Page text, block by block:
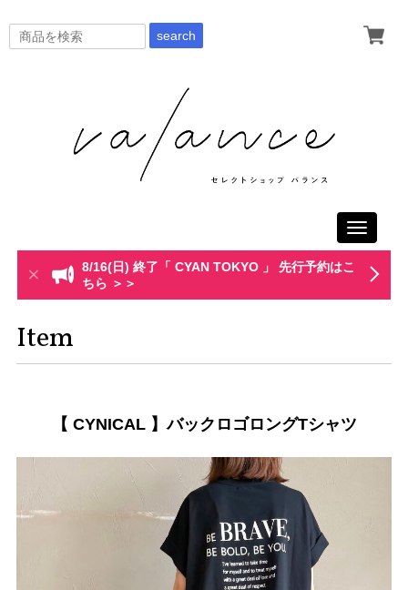
search
Toggle
8/16(日) 終了「 CYAN TOKYO 」 先行予約はこ
ちら ＞＞
Item
【 CYNICAL 】バックロゴロングTシャツ